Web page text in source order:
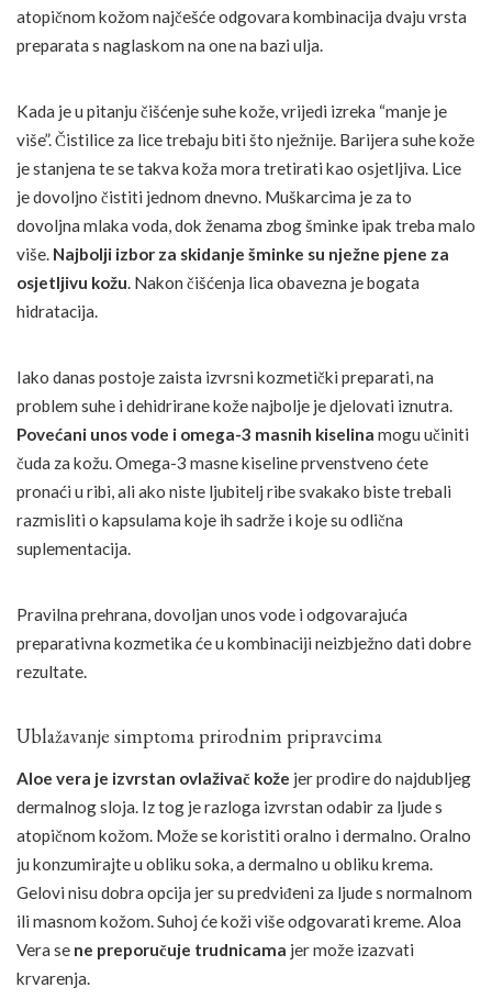
atopičnom kožom najčešće odgovara kombinacija dvaju vrsta
preparata s naglaskom na one na bazi ulja.
Kada je u pitanju čišćenje suhe kože, vrijedi izreka “manje je
više”. Čistilice za lice trebaju biti što nježnije. Barijera suhe kože
je stanjena te se takva koža mora tretirati kao osjetljiva. Lice
je dovoljno čistiti jednom dnevno. Muškarcima je za to
dovoljna mlaka voda, dok ženama zbog šminke ipak treba malo
više. Najbolji izbor za skidanje šminke su nježne pjene za
osjetljivu kožu. Nakon čišćenja lica obavezna je bogata
hidratacija.
Iako danas postoje zaista izvrsni kozmetički preparati, na
problem suhe i dehidrirane kože najbolje je djelovati iznutra.
Povećani unos vode i omega-3 masnih kiselina mogu učiniti
čuda za kožu. Omega-3 masne kiseline prvenstveno ćete
pronaći u ribi, ali ako niste ljubitelj ribe svakako biste trebali
razmisliti o kapsulama koje ih sadrže i koje su odlična
suplementacija.
Pravilna prehrana, dovoljan unos vode i odgovarajuća
preparativna kozmetika će u kombinaciji neizbježno dati dobre
rezultate.
Ublažavanje simptoma prirodnim pripravcima
Aloe vera je izvrstan ovlaživač kože jer prodire do najdubljeg
dermalnog sloja. Iz tog je razloga izvrstan odabir za ljude s
atopičnom kožom. Može se koristiti oralno i dermalno. Oralno
ju konzumirajte u obliku soka, a dermalno u obliku krema.
Gelovi nisu dobra opcija jer su predviđeni za ljude s normalnom
ili masnom kožom. Suhoj će koži više odgovarati kreme. Aloa
Vera se ne preporučuje trudnicama jer može izazvati
krvarenja.